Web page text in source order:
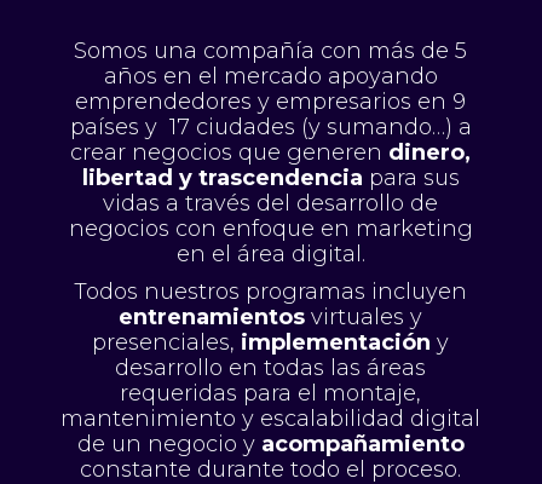
Somos una compañía con más de 5
años en el mercado apoyando
emprendedores y empresarios en 9
países y 17 ciudades (y sumando…) a
crear negocios que generen dinero,
libertad y trascendencia para sus
vidas a través del desarrollo de
negocios con enfoque en marketing
en el área digital.
Todos nuestros programas incluyen
entrenamientos virtuales y
presenciales, implementación y
desarrollo en todas las áreas
requeridas para el montaje,
mantenimiento y escalabilidad digital
de un negocio y acompañamiento
constante durante todo el proceso.